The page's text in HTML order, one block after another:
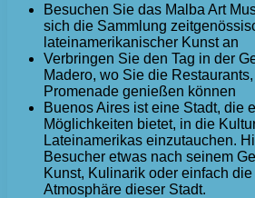
Besuchen Sie das Malba Art
sich die Sammlung
lateinamerikanischer Kunst an
Verbringen Sie den Tag in der
Madero, wo Sie die
Promenade genießen können
Buenos Aires ist eine Stadt, die
Möglichkeiten bietet, in die
Lateinamerikas einzutauchen.
Besucher etwas nach seinem
Kunst, Kulinarik oder einfach
Atmosphäre dieser Stadt.